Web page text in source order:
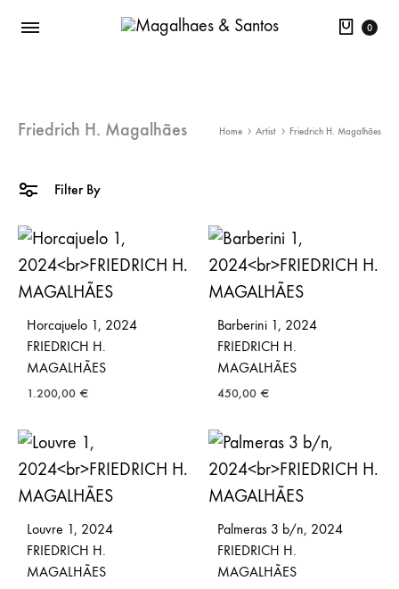
Cart
0
Friedrich H. Magalhães Home Artist Friedrich H. Magalhães
Filter By
Horcajuelo 1, 2024
FRIEDRICH H.
MAGALHÃES
1.200,00 €
Barberini 1, 2024
FRIEDRICH H.
MAGALHÃES
450,00 €
Louvre 1, 2024
FRIEDRICH H.
MAGALHÃES
Palmeras 3 b/n, 2024
FRIEDRICH H.
MAGALHÃES